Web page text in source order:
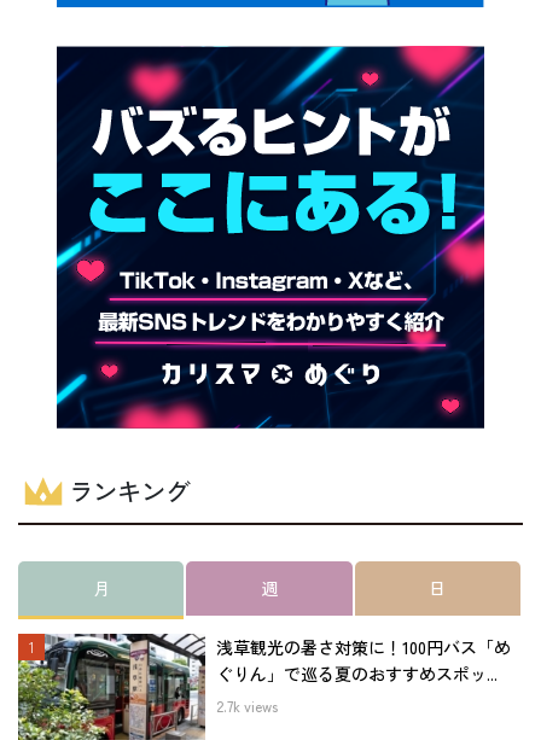
ランキング
月 週 日
浅草観光の暑さ対策に！100円バス「め
ぐりん」で巡る夏のおすすめスポッ...
2.7k views